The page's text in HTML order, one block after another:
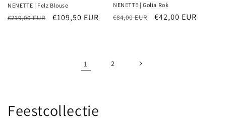
NENETTE | Felz Blouse
Normale
€219,00 EUR Aanbiedingsprijs
€109,50 EUR
NENETTE | Golia Rok
Normale
€84,00 EUR Aanbiedingsprijs
€42,00 EUR
1 2
C
Feestcollectie